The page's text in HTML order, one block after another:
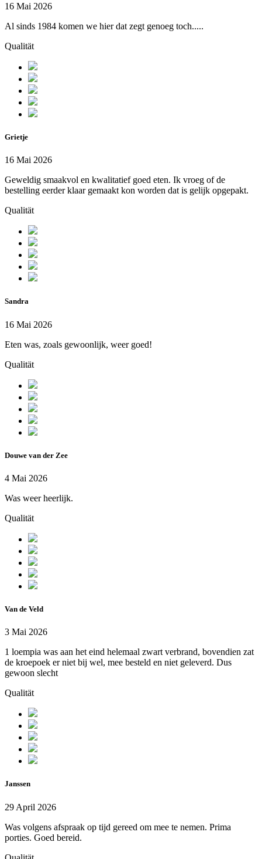
16 Mai 2026
Al sinds 1984 komen we hier dat zegt genoeg toch.....
Qualität
Grietje
16 Mai 2026
Geweldig smaakvol en kwalitatief goed eten. Ik vroeg of de
bestelling eerder klaar gemaakt kon worden dat is gelijk opgepakt.
Qualität
Sandra
16 Mai 2026
Eten was, zoals gewoonlijk, weer goed!
Qualität
Douwe van der Zee
4 Mai 2026
Was weer heerlijk.
Qualität
Van de Veld
3 Mai 2026
1 loempia was aan het eind helemaal zwart verbrand, bovendien zat
de kroepoek er niet bij wel, mee besteld en niet geleverd. Dus
gewoon slecht
Qualität
Janssen
29 April 2026
Was volgens afspraak op tijd gereed om mee te nemen. Prima
porties. Goed bereid.